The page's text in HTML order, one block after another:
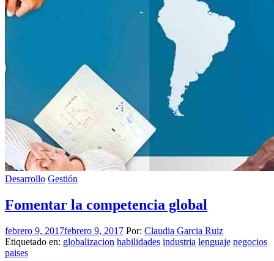
Desarrollo Gestión
Fomentar la competencia global
febrero 9, 2017febrero 9, 2017 Por: Claudia Garcia Ruiz
Etiquetado en: globalizacion habilidades industria lenguaje negocios
paises